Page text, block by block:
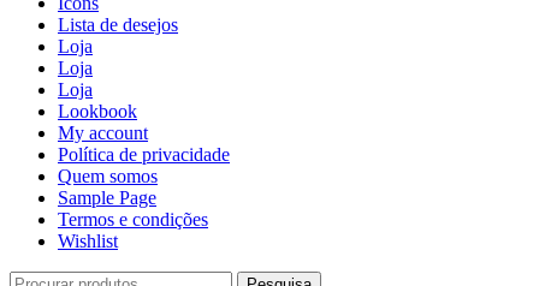
Lista de desejos
Loja
Loja
Loja
Lookbook
My account
Política de privacidade
Quem somos
Sample Page
Termos e condições
Wishlist